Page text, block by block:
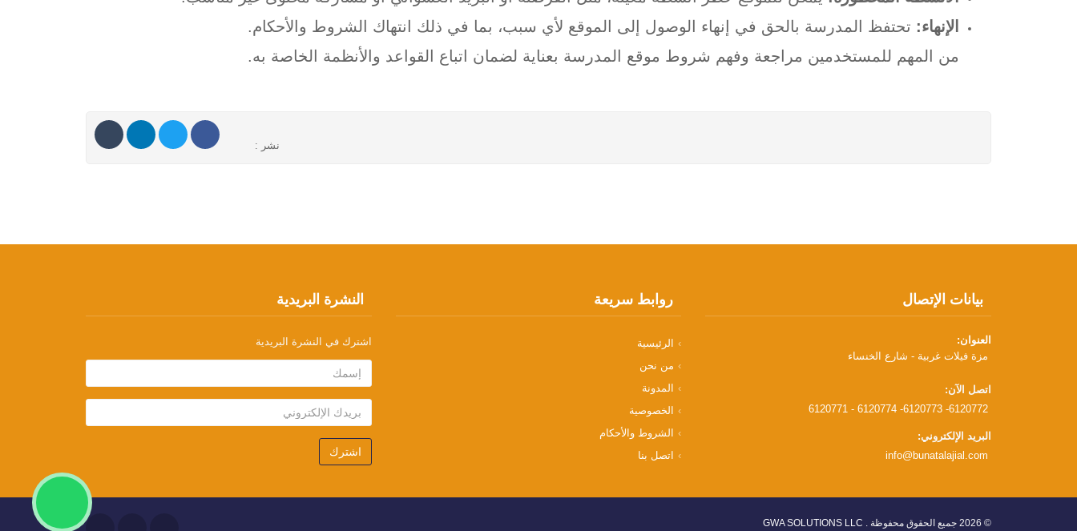
الإنهاء: تحتفظ المدرسة بالحق في إنهاء الوصول إلى الموقع لأي سبب، بما في ذلك انتهاك الشروط والأحكام.
من المهم للمستخدمين مراجعة وفهم شروط موقع المدرسة بعناية لضمان اتباع القواعد والأنظمة الخاصة به.
نشر :
بيانات الإتصال
العنوان:
مزة فيلات غربية - شارع الخنساء
اتصل الآن:
6120771 - 6120774 -6120773 -6120772
البريد الإلكتروني:
info@bunatalajial.com
روابط سريعة
الرئيسية
من نحن
المدونة
الخصوصية
الشروط والأحكام
اتصل بنا
النشرة البريدية
اشترك في النشرة البريدية
اشترك
© 2026 جميع الحقوق محفوظة . GWA SOLUTIONS LLC